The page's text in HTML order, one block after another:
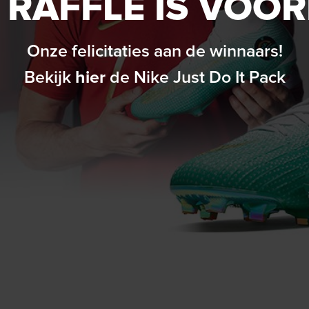
IS
Onze felicitaties aan de winnaars!
Bekijk hierde Nike Just Do It Pack